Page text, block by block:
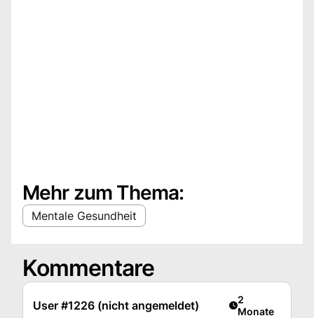
Mehr zum Thema:
Mentale Gesundheit
Kommentare
User #1226 (nicht angemeldet) Artikel
2
Monate